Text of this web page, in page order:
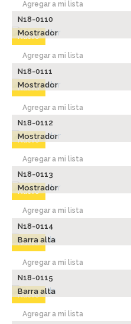
Agregar a mi lista
Nuevo
N18-0110
Mostrador
Agregar a mi lista
Nuevo
N18-0111
Mostrador
Agregar a mi lista
Nuevo
N18-0112
Mostrador
Agregar a mi lista
Nuevo
N18-0113
Mostrador
Agregar a mi lista
Nuevo
N18-0114
Barra alta
Agregar a mi lista
Nuevo
N18-0115
Barra alta
Agregar a mi lista